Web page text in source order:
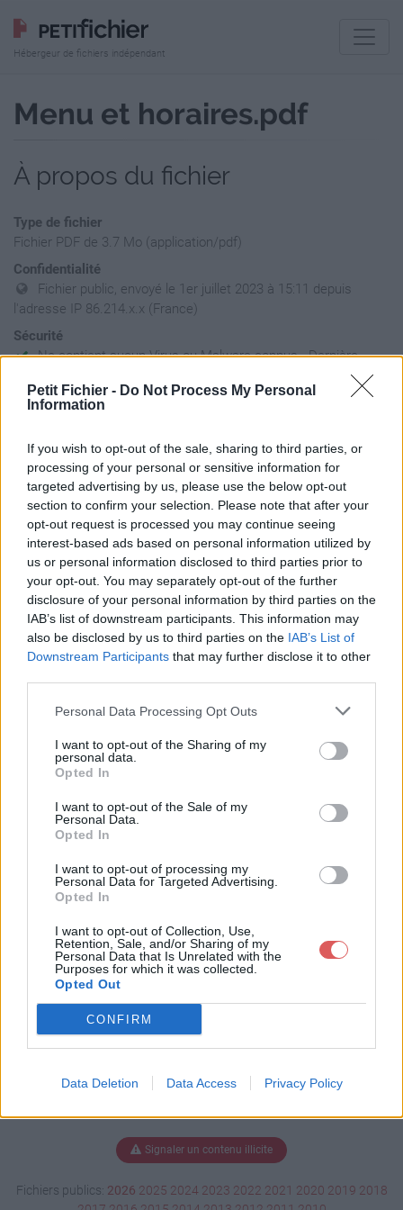
Petit Fichier - Do Not Process My Personal
Information
If you wish to opt-out of the sale, sharing to third parties, or
processing of your personal or sensitive information for
targeted advertising by us, please use the below opt-out
section to confirm your selection. Please note that after your
opt-out request is processed you may continue seeing
interest-based ads based on personal information utilized by
us or personal information disclosed to third parties prior to
your opt-out. You may separately opt-out of the further
disclosure of your personal information by third parties on the
IAB’s list of downstream participants. This information may
also be disclosed by us to third parties on the IAB’s List of
Downstream Participants that may further disclose it to other
Personal Data Processing Opt Outs
I want to opt-out of the Sharing of my
personal data.
Opted In
I want to opt-out of the Sale of my
Personal Data.
Opted In
I want to opt-out of processing my
Personal Data for Targeted Advertising.
Opted In
I want to opt-out of Collection, Use,
Retention, Sale, and/or Sharing of my
Personal Data that Is Unrelated with the
Purposes for which it was collected.
Opted Out
CONFIRM
Data Deletion Data Access Privacy Policy
Hébergeur de fichiers indépendant
Menu et horaires.pdf
À propos du fichier
Type de fichier
Fichier PDF de 3.7 Mo (application/pdf)
Confidentialité
Fichier public, envoyé le 1er juillet 2023 à 15:11 depuis
l'adresse IP 86.214.x.x (France)
Sécurité
Ne contient aucun Virus ou Malware connus - Dernière
Statistiques
l'envoi du fichier
Page de téléchargement
https://www.petit-fichier.fr/2023/07/01/menu-et-horaires/
Copier
Partager le fichier Menu et
horaires.pdf sur le Web et les
réseaux sociaux:
Télécharger le fichier Menu et ho
raires.pdf
Télécharger Menu et horaires.pdf
Télécharger le fichier (3.7 Mo)
Signaler un contenu illicite
Fichiers publics: 2026 2025 2024 2023 2022 2021 2020 2019 2018